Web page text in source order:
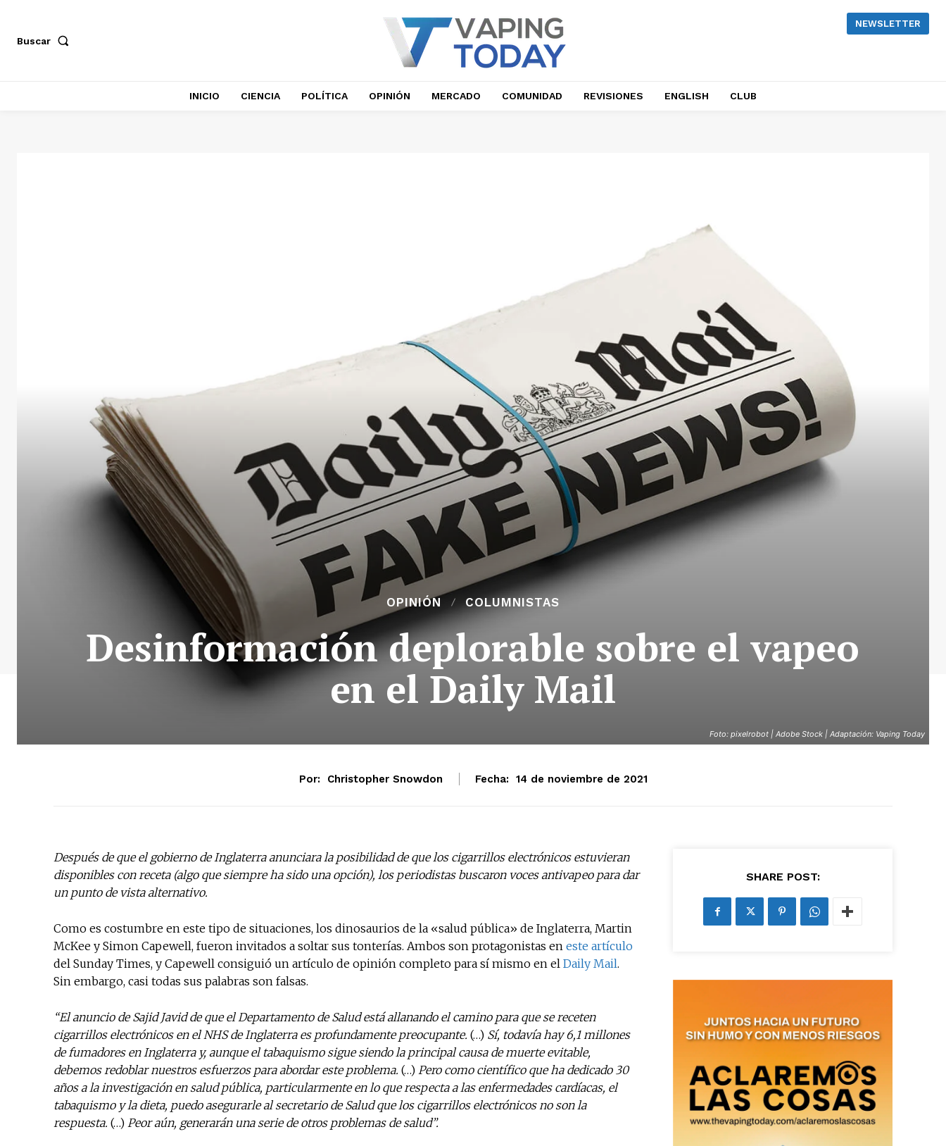
No te pierdas de las últimas
noticias
Suscríbete a nuestro boletín diario y recibe todas las
noticias del vapeo y la reducción de daños en tu correo
electrónico.
Subscribe to our daily clipping and receive all the news
Buscar
NEWSLETTER
INICIO CIENCIA POLÍTICA OPINIÓN MERCADO COMUNIDAD REVISIONES ENGLISH CLUB
Foto: pixelrobot | Adobe Stock | Adaptación: Vaping Today
OPINIÓN COLUMNISTAS
Desinformación deplorable sobre el vapeo
en el Daily Mail
Por: Christopher Snowdon Fecha: 14 de noviembre de 2021
Después de que el gobierno de Inglaterra anunciara la posibilidad de que los cigarrillos electrónicos estuvieran
disponibles con receta (algo que siempre ha sido una opción), los periodistas buscaron voces antivapeo para dar
un punto de vista alternativo.
Como es costumbre en este tipo de situaciones, los dinosaurios de la «salud pública» de Inglaterra, Martin
McKee y Simon Capewell, fueron invitados a soltar sus tonterías. Ambos son protagonistas en este artículo
del Sunday Times, y Capewell consiguió un artículo de opinión completo para sí mismo en el Daily Mail.
Sin embargo, casi todas sus palabras son falsas.
“El anuncio de Sajid Javid de que el Departamento de Salud está allanando el camino para que se receten
cigarrillos electrónicos en el NHS de Inglaterra es profundamente preocupante. (…) Sí, todavía hay 6,1 millones
de fumadores en Inglaterra y, aunque el tabaquismo sigue siendo la principal causa de muerte evitable,
debemos redoblar nuestros esfuerzos para abordar este problema. (…) Pero como científico que ha dedicado 30
años a la investigación en salud pública, particularmente en lo que respecta a las enfermedades cardíacas, el
tabaquismo y la dieta, puedo asegurarle al secretario de Salud que los cigarrillos electrónicos no son la
respuesta. (…) Peor aún, generarán una serie de otros problemas de salud”.
SHARE POST: